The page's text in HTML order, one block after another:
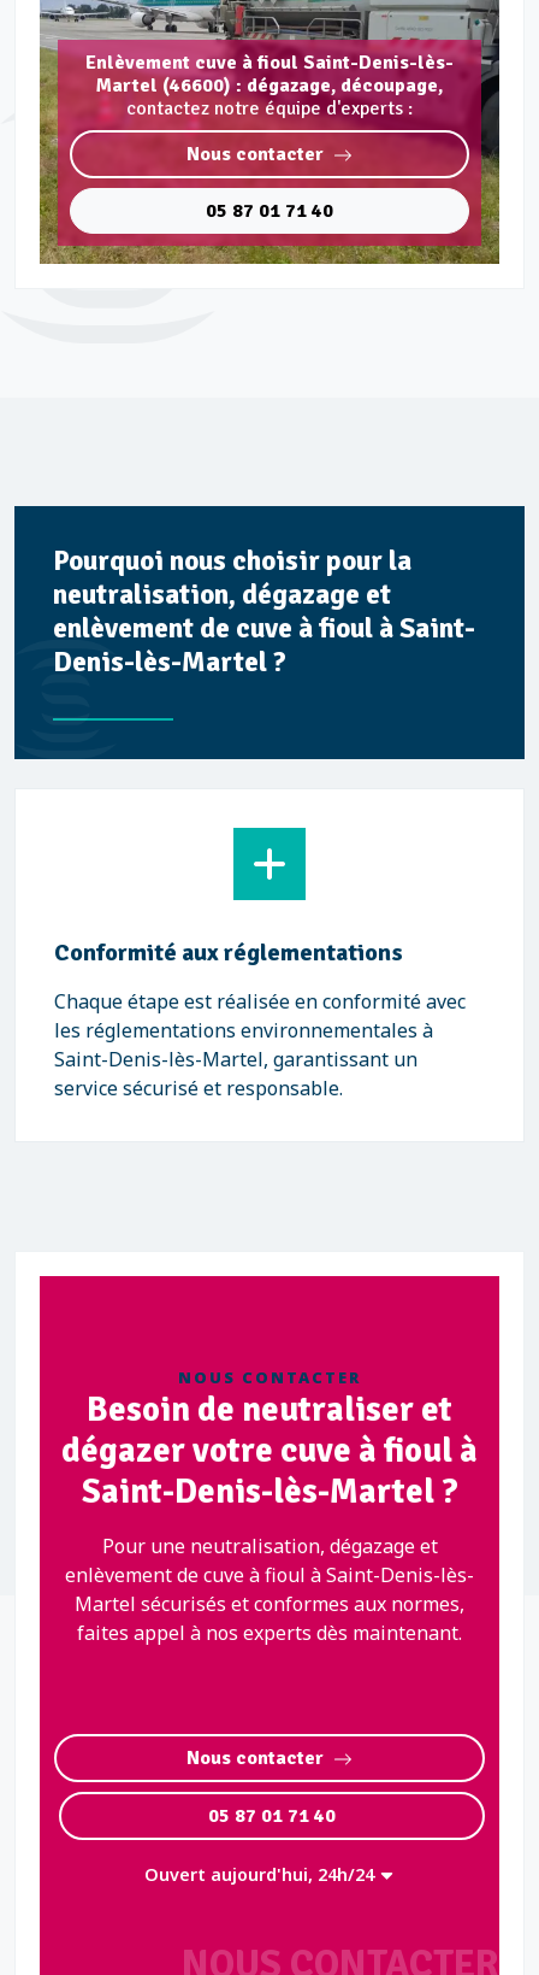
Enlèvement cuve à fioul Saint-Denis-lès-
Martel (46600) : dégazage, découpage,
contactez notre équipe d'experts :
Nous contacter
05 87 01 71 40
Pourquoi nous choisir pour la
neutralisation, dégazage et
enlèvement de cuve à fioul à Saint-
Denis-lès-Martel ?
Conformité aux réglementations
Chaque étape est réalisée en conformité avec
les réglementations environnementales à
Saint-Denis-lès-Martel, garantissant un
service sécurisé et responsable.
NOUS CONTACTER
NOUS CONTACTER
Besoin de neutraliser et
dégazer votre cuve à fioul à
Saint-Denis-lès-Martel ?
Pour une neutralisation, dégazage et
enlèvement de cuve à fioul à Saint-Denis-lès-
Martel sécurisés et conformes aux normes,
faites appel à nos experts dès maintenant.
Nous contacter
05 87 01 71 40
Ouvert aujourd'hui, 24h/24